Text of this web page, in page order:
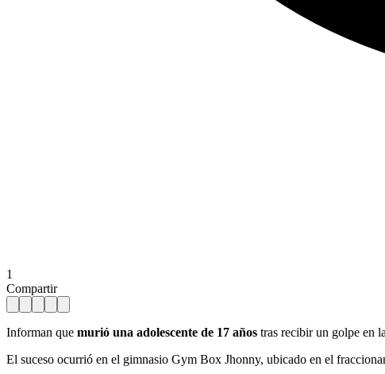
1
Compartir
Informan que murió una adolescente de 17 años tras recibir un golpe en
El suceso ocurrió en el gimnasio Gym Box Jhonny, ubicado en el